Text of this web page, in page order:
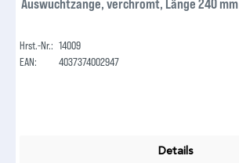
Hrst.-Nr.: 14009
EAN:
4037374002947
Details